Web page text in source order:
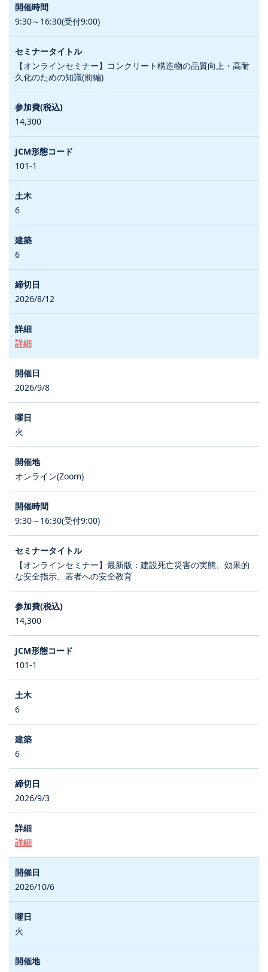
9:30～16:30(受付9:00)
【オンラインセミナー】コンクリート構造物の品質向上・高耐
久化のための知識(前編)
14,300
101-1
6
6
2026/8/12
詳細
2026/9/8
火
オンライン(Zoom)
9:30～16:30(受付9:00)
【オンラインセミナー】最新版：建設死亡災害の実態、効果的
な安全指示、若者への安全教育
14,300
101-1
6
6
2026/9/3
詳細
2026/10/6
火